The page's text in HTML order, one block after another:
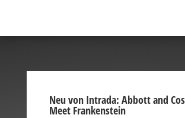
Neu von Intrada: Abbott and
Meet Frankenstein